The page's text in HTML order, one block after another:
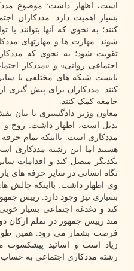
است، اظهار داشت: موضوع
بسیار اهمیت دارد. مددکاران
کنند؛ به نحوی که آنها بتوانند
شوند. مهارت ها و مهارتهای
تقویت شود؛ به نحوی که
اجتماعی روانی» و «مددکار
بایست شبکه های مختلفی با
کنند. مددکاران برای پیش گیری
جامعه کمک کنند.
معاون وزیر دادگستری با بیان
بدیل است، اظهار داشت: روح
مددکاری است. بااینکه تمام
هستند اما این رشته مددکاری
یکدیگر متصل کند و اقدامات
نگاه انسانی در سایر حرفه های
وی اظهار داشت: بااینکه چالش
بسیاری نیز وجود دارد. رییس
کند و دغدغه اجتماعی بسیار
مند رییس جمهور در تملم
فرصت بشمار می رود. همین طور
زیاد است و اساتید پیشکسوت
رشته مددکاری اجتماعی به حساب